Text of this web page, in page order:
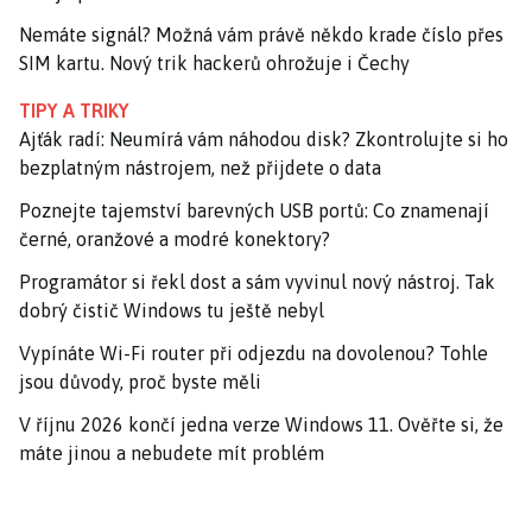
Nemáte signál? Možná vám právě někdo krade číslo přes
SIM kartu. Nový trik hackerů ohrožuje i Čechy
TIPY A TRIKY
Ajťák radí: Neumírá vám náhodou disk? Zkontrolujte si ho
bezplatným nástrojem, než přijdete o data
Poznejte tajemství barevných USB portů: Co znamenají
černé, oranžové a modré konektory?
Programátor si řekl dost a sám vyvinul nový nástroj. Tak
dobrý čistič Windows tu ještě nebyl
Vypínáte Wi-Fi router při odjezdu na dovolenou? Tohle
jsou důvody, proč byste měli
V říjnu 2026 končí jedna verze Windows 11. Ověřte si, že
máte jinou a nebudete mít problém